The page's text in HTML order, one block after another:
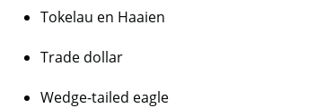
Tokelau en Haaien
Trade dollar
Wedge-tailed eagle